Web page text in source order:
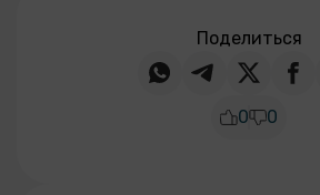
Поделиться
0 0